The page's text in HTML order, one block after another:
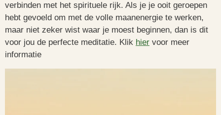
verbinden met het spirituele rijk. Als je je ooit geroepen
hebt gevoeld om met de volle maanenergie te werken,
maar niet zeker wist waar je moest beginnen, dan is dit
voor jou de perfecte meditatie. Klik hier voor meer
informatie